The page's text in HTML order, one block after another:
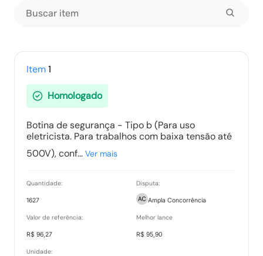
Termo de Homologação
Tipo:Documento
Vencedores
Item1
Homologado
Botina de segurança - Tipo b (Para uso
eletricista. Para trabalhos com baixa tensão até
500V), conf... Ver mais
Quantidade:
1627
Disputa:
Ampla Concorrência
Valor de referência:
R$ 96,27
Melhor lance
R$ 95,90
Unidade: